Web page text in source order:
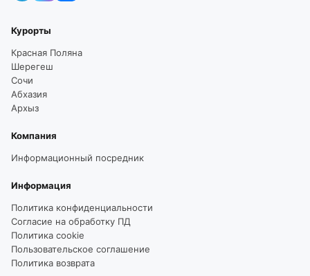
Курорты
Красная Поляна
Шерегеш
Сочи
Абхазия
Архыз
Компания
Информационный посредник
Информация
Политика конфиденциальности
Согласие на обработку ПД
Политика cookie
Пользовательское соглашение
Политика возврата